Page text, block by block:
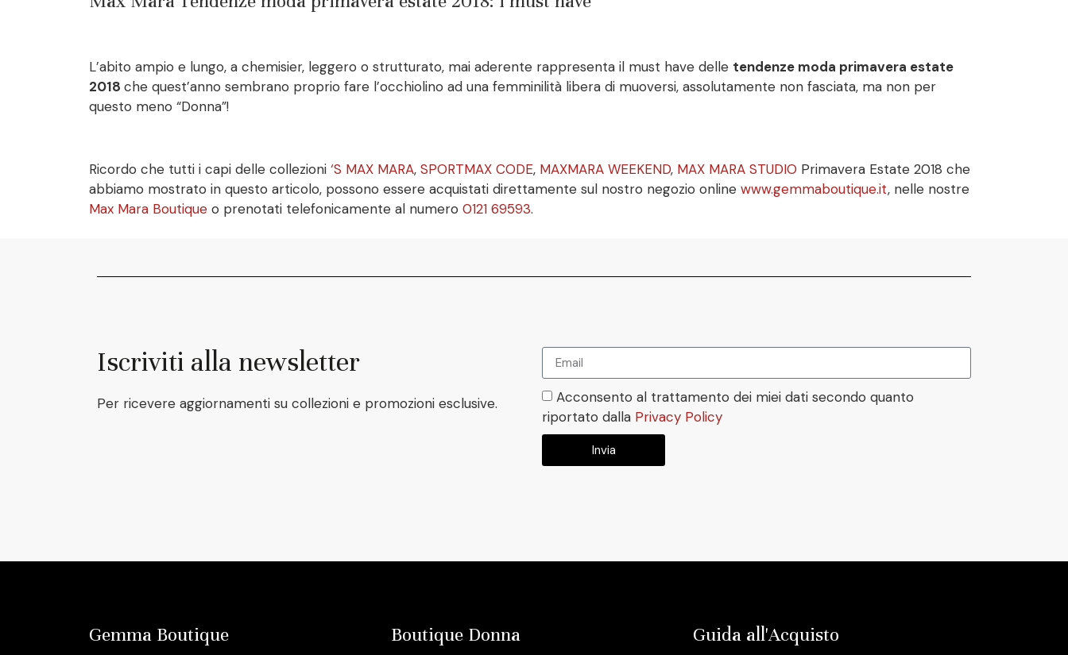
L’abito ampio e lungo, a chemisier, leggero o strutturato, mai aderente rappresenta il must have delle tendenze moda primavera estate
2018 che quest’anno sembrano proprio fare l’occhiolino ad una femminilità libera di muoversi, assolutamente non fasciata, ma non per
questo meno “Donna”!
Ricordo che tutti i capi delle collezioni ‘S MAX MARA, SPORTMAX CODE, MAXMARA WEEKEND, MAX MARA STUDIO Primavera Estate 2018 che
abbiamo mostrato in questo articolo, possono essere acquistati direttamente sul nostro negozio online www.gemmaboutique.it, nelle nostre
Max Mara Boutique o prenotati telefonicamente al numero 0121 69593.
Iscriviti alla newsletter
Per ricevere aggiornamenti su collezioni e promozioni esclusive.
Acconsento al trattamento dei miei dati secondo quanto
riportato dalla Privacy Policy
Invia
Gemma Boutique Boutique Donna Guida all'Acquisto